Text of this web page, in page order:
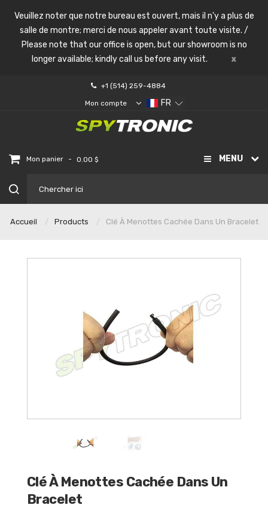
Veuillez noter que notre bureau est ouvert, mais il n'y a plus de
salle de montre; merci de nous appeler avant toute visite. /
Please note that our office is open, but our showroom is no
longer available; kindly call us before any visit.
x
+1 (514) 259-4884
Mon compte FR
MENU
Mon panier - 0.00 $
Accueil Products Clé À Menottes Cachée Dans Un Bracelet
Clé À Menottes Cachée Dans Un
Bracelet